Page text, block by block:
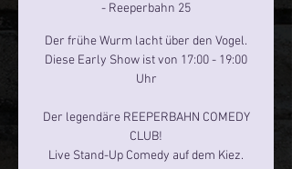
- Reeperbahn 25
Der frühe Wurm lacht über den Vogel.
Diese Early Show ist von 17:00 - 19:00
Uhr
Der legendäre REEPERBAHN COMEDY
CLUB!
Live Stand-Up Comedy auf dem Kiez.